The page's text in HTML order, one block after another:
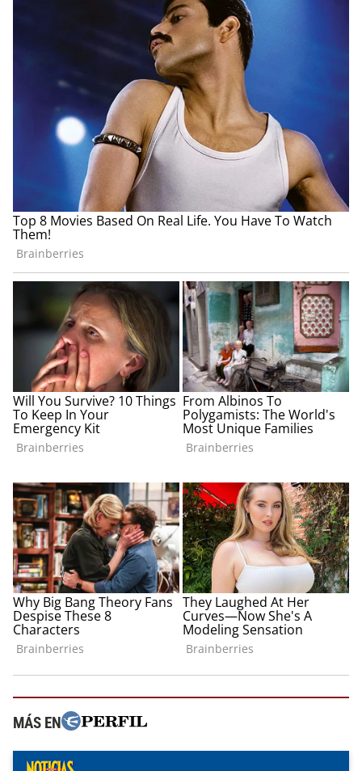
MÁS EN